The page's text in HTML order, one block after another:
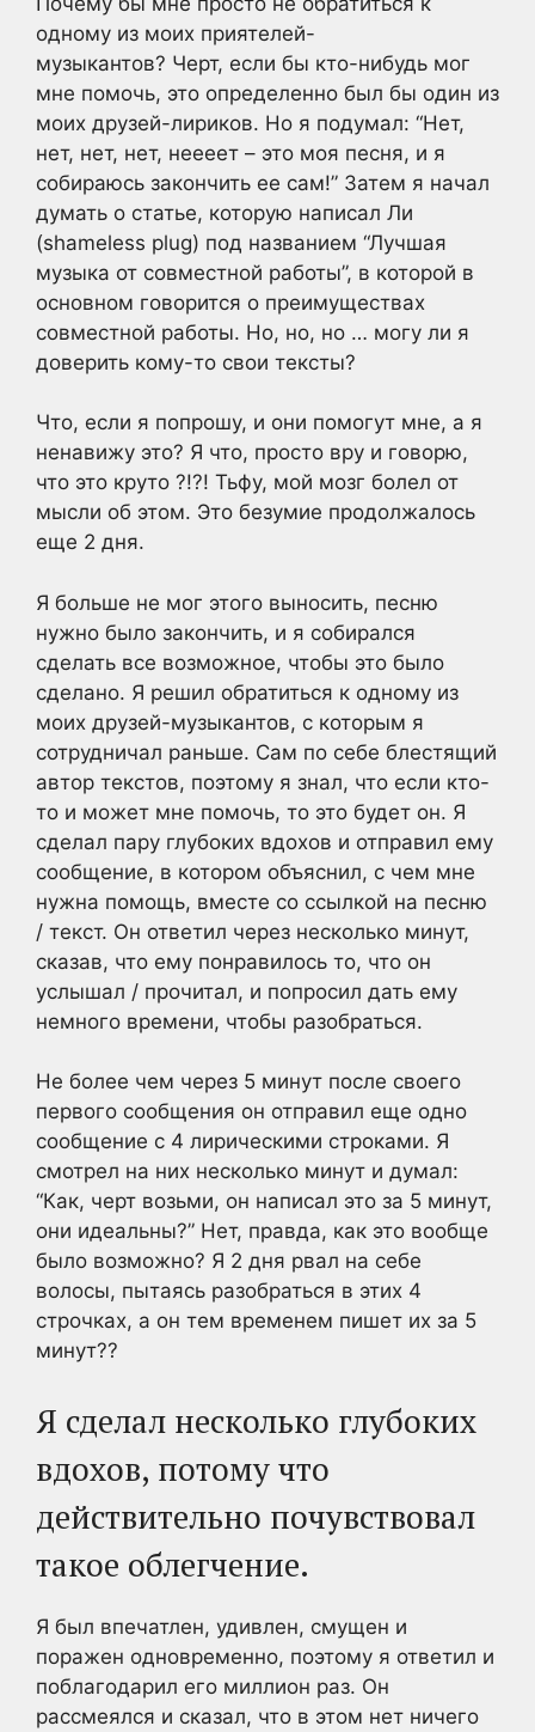
одному из моих приятелей-
музыкантов? Черт, если бы кто-нибудь мог
мне помочь, это определенно был бы один из
моих друзей-лириков. Но я подумал: “Нет,
нет, нет, нет, неееет – это моя песня, и я
собираюсь закончить ее сам!” Затем я начал
думать о статье, которую написал Ли
(shameless plug) под названием “Лучшая
музыка от совместной работы”, в которой в
основном говорится о преимуществах
совместной работы. Но, но, но … могу ли я
доверить кому-то свои тексты?
Что, если я попрошу, и они помогут мне, а я
ненавижу это? Я что, просто вру и говорю,
что это круто ?!?! Тьфу, мой мозг болел от
мысли об этом. Это безумие продолжалось
еще 2 дня.
Я больше не мог этого выносить, песню
нужно было закончить, и я собирался
сделать все возможное, чтобы это было
сделано. Я решил обратиться к одному из
моих друзей-музыкантов, с которым я
сотрудничал раньше. Сам по себе блестящий
автор текстов, поэтому я знал, что если кто-
то и может мне помочь, то это будет он. Я
сделал пару глубоких вдохов и отправил ему
сообщение, в котором объяснил, с чем мне
нужна помощь, вместе со ссылкой на песню
/ текст. Он ответил через несколько минут,
сказав, что ему понравилось то, что он
услышал / прочитал, и попросил дать ему
немного времени, чтобы разобраться.
Не более чем через 5 минут после своего
первого сообщения он отправил еще одно
сообщение с 4 лирическими строками. Я
смотрел на них несколько минут и думал:
“Как, черт возьми, он написал это за 5 минут,
они идеальны?” Нет, правда, как это вообще
было возможно? Я 2 дня рвал на себе
волосы, пытаясь разобраться в этих 4
строчках, а он тем временем пишет их за 5
минут??
Я сделал несколько глубоких
вдохов, потому что
действительно почувствовал
такое облегчение.
Я был впечатлен, удивлен, смущен и
поражен одновременно, поэтому я ответил и
поблагодарил его миллион раз. Он
рассмеялся и сказал, что в этом нет ничего